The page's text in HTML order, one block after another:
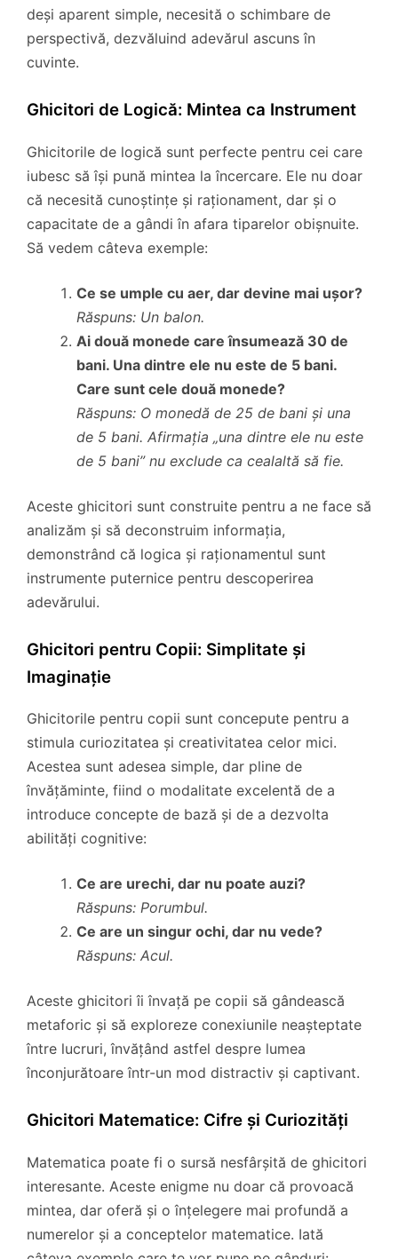
deși aparent simple, necesită o schimbare de
perspectivă, dezvăluind adevărul ascuns în
cuvinte.
Ghicitori de Logică: Mintea ca Instrument
Ghicitorile de logică sunt perfecte pentru cei care
iubesc să își pună mintea la încercare. Ele nu doar
că necesită cunoștințe și raționament, dar și o
capacitate de a gândi în afara tiparelor obișnuite.
Să vedem câteva exemple:
Ce se umple cu aer, dar devine mai ușor?
Răspuns: Un balon.
Ai două monede care însumează 30 de
bani. Una dintre ele nu este de 5 bani.
Care sunt cele două monede?
Răspuns: O monedă de 25 de bani și una
de 5 bani. Afirmația „una dintre ele nu este
de 5 bani” nu exclude ca cealaltă să fie.
Aceste ghicitori sunt construite pentru a ne face să
analizăm și să deconstruim informația,
demonstrând că logica și raționamentul sunt
instrumente puternice pentru descoperirea
adevărului.
Ghicitori pentru Copii: Simplitate și
Imaginație
Ghicitorile pentru copii sunt concepute pentru a
stimula curiozitatea și creativitatea celor mici.
Acestea sunt adesea simple, dar pline de
învățăminte, fiind o modalitate excelentă de a
introduce concepte de bază și de a dezvolta
abilități cognitive:
Ce are urechi, dar nu poate auzi?
Răspuns: Porumbul.
Ce are un singur ochi, dar nu vede?
Răspuns: Acul.
Aceste ghicitori îi învață pe copii să gândească
metaforic și să exploreze conexiunile neașteptate
între lucruri, învățând astfel despre lumea
înconjurătoare într-un mod distractiv și captivant.
Ghicitori Matematice: Cifre și Curiozități
Matematica poate fi o sursă nesfârșită de ghicitori
interesante. Aceste enigme nu doar că provoacă
mintea, dar oferă și o înțelegere mai profundă a
numerelor și a conceptelor matematice. Iată